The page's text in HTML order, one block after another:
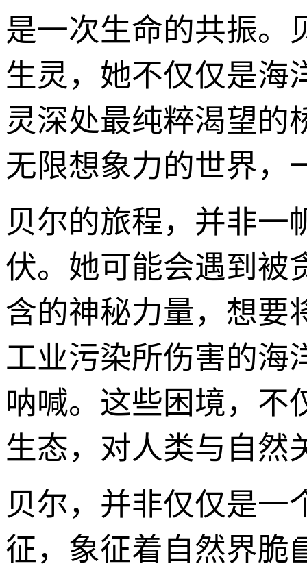
是一次生命的共振。
生灵，她不仅仅是海
灵深处最纯粹渴望的
无限想象力的世界，
贝尔的旅程，并非一
伏。她可能会遇到被
含的神秘力量，想要
工业污染所伤害的海
呐喊。这些困境，不
生态，对人类与自然
贝尔，并非仅仅是一
征，象征着自然界脆